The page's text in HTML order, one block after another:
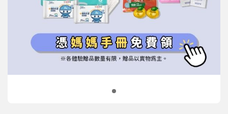
信誼基金會
2022信誼年度報告
2023信誼年度報告
2024信誼年度報告
附設幼兒園
小袋鼠幼師網